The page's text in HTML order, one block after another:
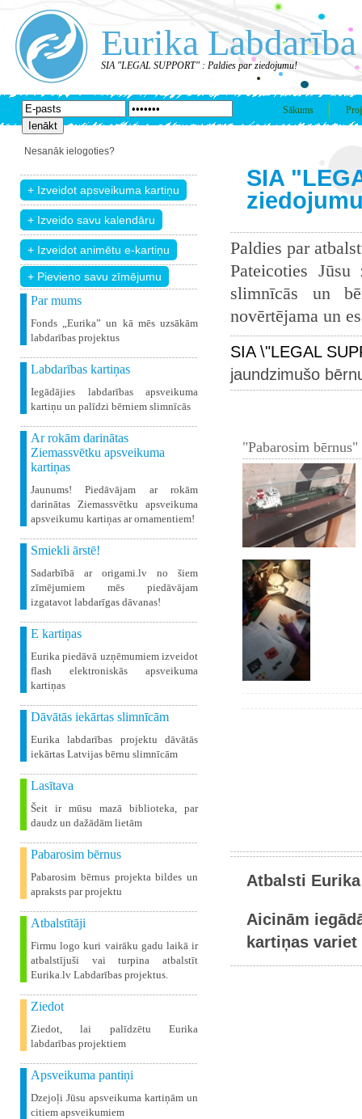
Eurika Labdarība
SIA "LEGAL SUPPORT" : Paldies par ziedojumu!
Sākums
Nesanāk ielogoties?
+ Pievieno savu zīmējumu
Par mums
Fonds „Eurika” un kā mēs uzsākām
labdarības projektus
Labdarības kartiņas
Iegādājies labdarības apsveikuma
kartiņu un palīdzi bērniem slimnīcās
Ar rokām darinātas
Ziemassvētku apsveikuma
kartiņas
Jaunums! Piedāvājam ar rokām
darinātas Ziemassvētku apsveikuma
apsveikumu kartiņas ar ornamentiem!
Smiekli ārstē!
Sadarbībā ar origami.lv no šiem
zīmējumiem mēs piedāvājam
izgatavot labdarīgas dāvanas!
E kartiņas
Eurika piedāvā uzņēmumiem izveidot
flash elektroniskās apsveikuma
kartiņas
Dāvātās iekārtas slimnīcām
Eurika labdarības projektu dāvātās
iekārtas Latvijas bērnu slimnīcām
Lasītava
Šeit ir mūsu mazā biblioteka, par
daudz un dažādām lietām
Pabarosim bērnus
Pabarosim bērnus projekta bildes un
apraksts par projektu
Atbalstītāji
Firmu logo kuri vairāku gadu laikā ir
atbalstījuši vai turpina atbalstīt
Eurika.lv Labdarības projektus.
Ziedot
Ziedot, lai palīdzētu Eurika
labdarības projektiem
Apsveikuma pantiņi
Dzejoļi Jūsu apsveikuma kartiņām un
citiem apsveikumiem
SIA
Paldies par
Pateicoties
slimnīcās un
novērtējama un
SIA \"LEGAL
jaundzimušo
"Pabarosim
Atbalsti
Aicinām
kartiņas variet